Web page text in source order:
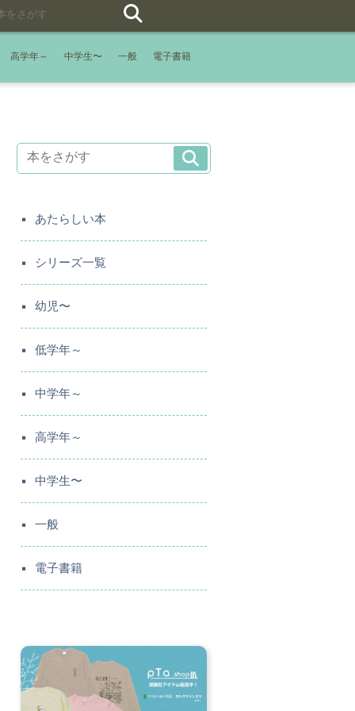
高学年～ 中学生〜 一般 電子書籍
あたらしい本
シリーズ一覧
幼児〜
低学年～
中学年～
高学年～
中学生〜
一般
電子書籍